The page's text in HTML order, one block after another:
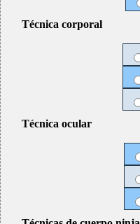
Técnica corporal
Técnica ocular